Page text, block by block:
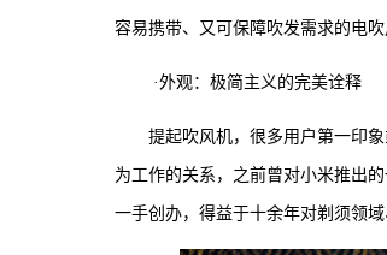
容易携带、又可保障吹发需求的电
·外观：极简主义的完美诠释
提起吹风机，很多用户第一印
为工作的关系，之前曾对小米推出
一手创办，得益于十余年对剃须领